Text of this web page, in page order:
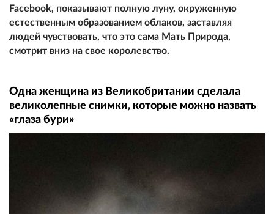
Facebook, показывают полную луну, окруженную
естественным образованием облаков, заставляя
людей чувствовать, что это сама Мать Природа,
смотрит вниз на свое королевство.
Одна женщина из Великобритании сделала
великолепные снимки, которые можно назвать
«глаза бури»